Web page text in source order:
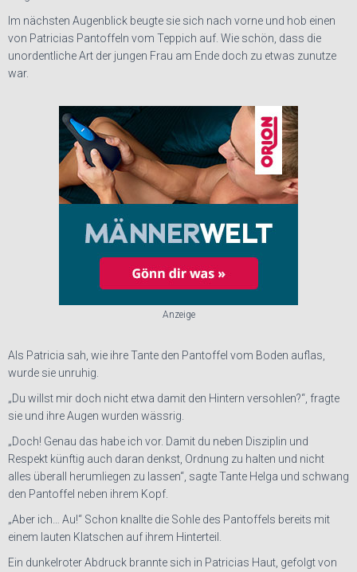
Im nächsten Augenblick beugte sie sich nach vorne und hob einen
von Patricias Pantoffeln vom Teppich auf. Wie schön, dass die
unordentliche Art der jungen Frau am Ende doch zu etwas zunutze
war.
Anzeige
Als Patricia sah, wie ihre Tante den Pantoffel vom Boden auflas,
wurde sie unruhig.
„Du willst mir doch nicht etwa damit den Hintern versohlen?“, fragte
sie und ihre Augen wurden wässrig.
„Doch! Genau das habe ich vor. Damit du neben Disziplin und
Respekt künftig auch daran denkst, Ordnung zu halten und nicht
alles überall herumliegen zu lassen“, sagte Tante Helga und schwang
den Pantoffel neben ihrem Kopf.
„Aber ich… Au!“ Schon knallte die Sohle des Pantoffels bereits mit
einem lauten Klatschen auf ihrem Hinterteil.
Ein dunkelroter Abdruck brannte sich in Patricias Haut, gefolgt von